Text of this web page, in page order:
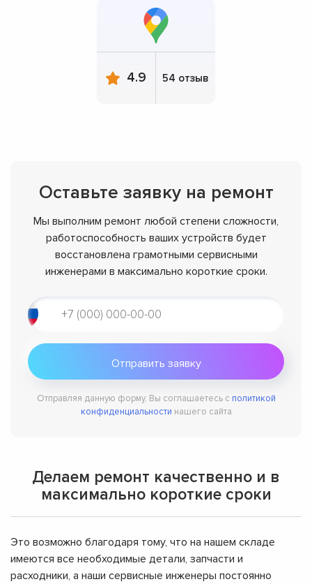
4.9 54 отзыв
Оставьте заявку на ремонт
Мы выполним ремонт любой степени сложности,
работоспособность ваших устройств будет
восстановлена грамотными сервисными
инженерами в максимально короткие сроки.
Отправляя данную форму, Вы соглашаетесь с политикой
конфиденциальности нашего сайта
Делаем ремонт качественно и в
максимально короткие сроки
Это возможно благодаря тому, что на нашем складе
имеются все необходимые детали, запчасти и
расходники, а наши сервисные инженеры постоянно